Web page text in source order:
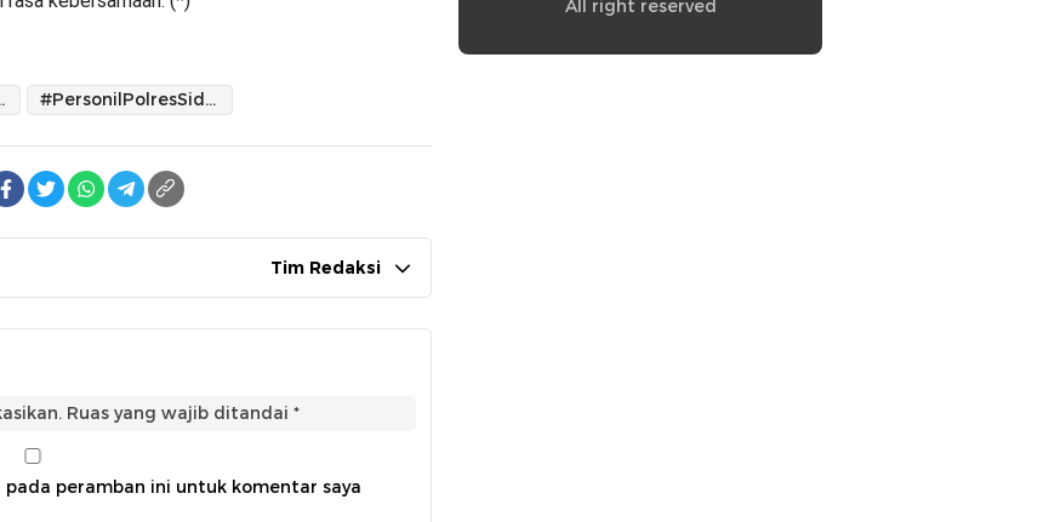
#PersonilPolresSidrap
Tim Redaksi
Ruas yang wajib ditandai *
peramban ini untuk komentar saya
All right reserved